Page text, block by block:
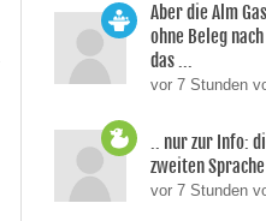
Aber die Alm
ohne Beleg
das ...
vor 7 Stunden
.. nur zur Info:
zweiten
vor 7 Stunden